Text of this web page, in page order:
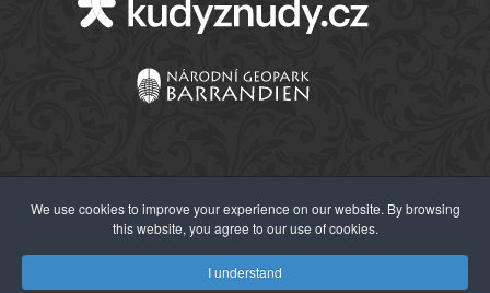
© 2026 Západočeské muzeum v Plzni
We use cookies to improve your experience on our website. By browsing
this website, you agree to our use of cookies.
I understand